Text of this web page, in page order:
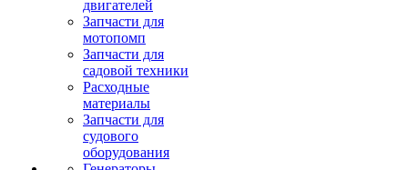
двигателей
Запчасти для
мотопомп
Запчасти для
садовой техники
Расходные
материалы
Запчасти для
судового
оборудования